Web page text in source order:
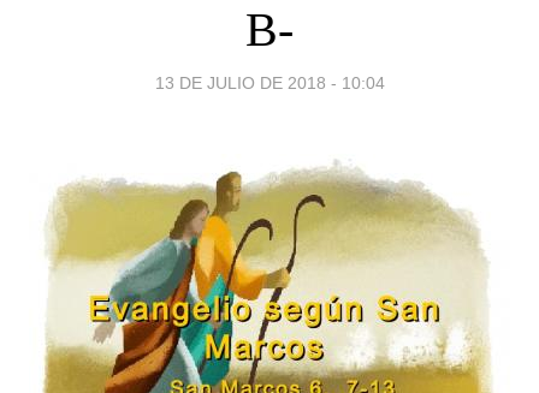
B-
13 DE JULIO DE 2018 - 10:04